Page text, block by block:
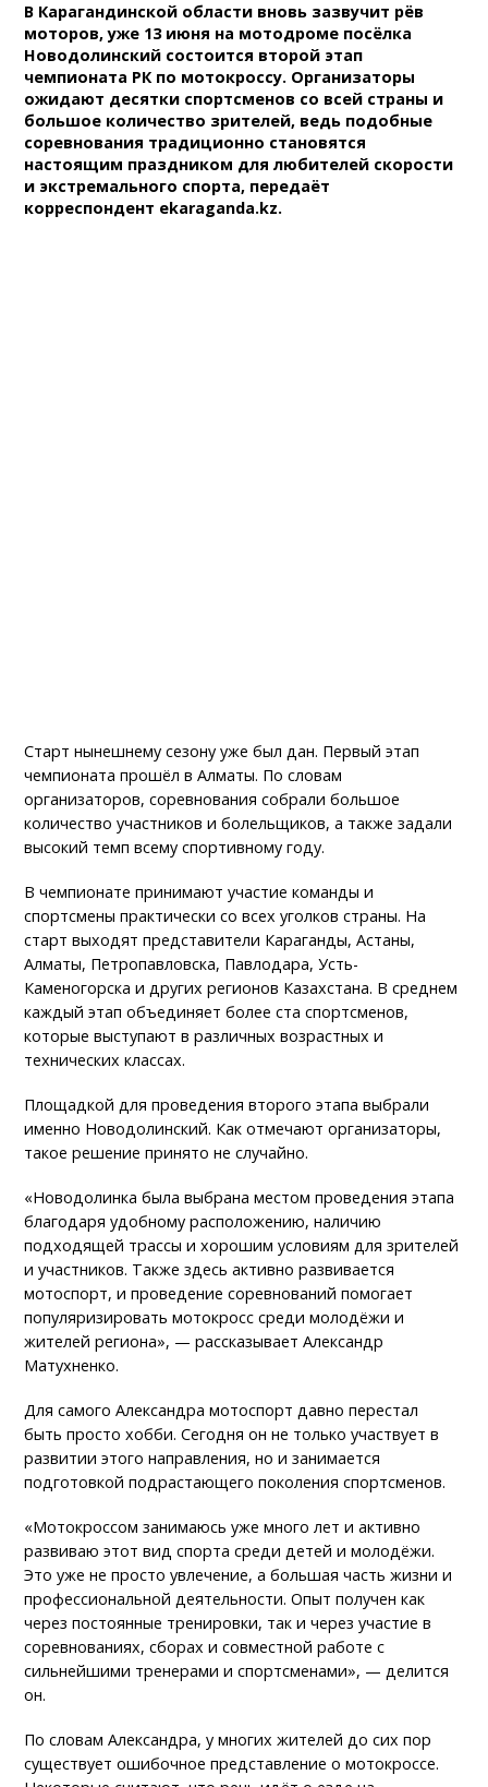
В Карагандинской области вновь зазвучит рёв
моторов, уже 13 июня на мотодроме посёлка
Новодолинский состоится второй этап
чемпионата РК по мотокроссу. Организаторы
ожидают десятки спортсменов со всей страны и
большое количество зрителей, ведь подобные
соревнования традиционно становятся
настоящим праздником для любителей скорости
и экстремального спорта, передаёт
корреспондент ekaraganda.kz.
Старт нынешнему сезону уже был дан. Первый этап
чемпионата прошёл в Алматы. По словам
организаторов, соревнования собрали большое
количество участников и болельщиков, а также задали
высокий темп всему спортивному году.
В чемпионате принимают участие команды и
спортсмены практически со всех уголков страны. На
старт выходят представители Караганды, Астаны,
Алматы, Петропавловска, Павлодара, Усть-
Каменогорска и других регионов Казахстана. В среднем
каждый этап объединяет более ста спортсменов,
которые выступают в различных возрастных и
технических классах.
Площадкой для проведения второго этапа выбрали
именно Новодолинский. Как отмечают организаторы,
такое решение принято не случайно.
«Новодолинка была выбрана местом проведения этапа
благодаря удобному расположению, наличию
подходящей трассы и хорошим условиям для зрителей
и участников. Также здесь активно развивается
мотоспорт, и проведение соревнований помогает
популяризировать мотокросс среди молодёжи и
жителей региона», — рассказывает Александр
Матухненко.
Для самого Александра мотоспорт давно перестал
быть просто хобби. Сегодня он не только участвует в
развитии этого направления, но и занимается
подготовкой подрастающего поколения спортсменов.
«Мотокроссом занимаюсь уже много лет и активно
развиваю этот вид спорта среди детей и молодёжи.
Это уже не просто увлечение, а большая часть жизни и
профессиональной деятельности. Опыт получен как
через постоянные тренировки, так и через участие в
соревнованиях, сборах и совместной работе с
сильнейшими тренерами и спортсменами», — делится
он.
По словам Александра, у многих жителей до сих пор
существует ошибочное представление о мотокроссе.